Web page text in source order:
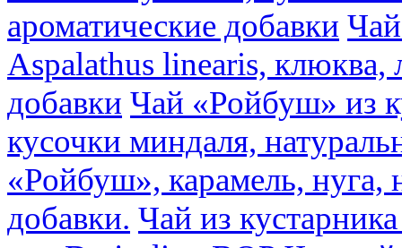
ароматические добавки
Aspalathus linearis, клюква,
добавки Чай «Ройбуш» из
кусочки миндаля,
«Ройбуш», карамель, нуга,
добавки. Чай из